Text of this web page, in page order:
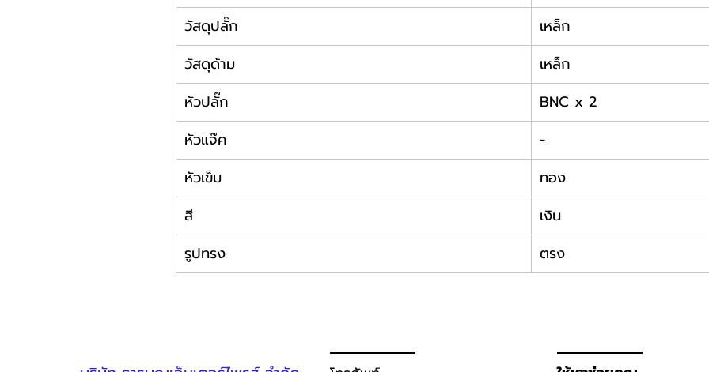
วัสดุปลั๊ก
เหล็ก
วัสดุด้าม
เหล็ก
หัวปลั๊ก
BNC x 2
หัวแจ๊ค
-
หัวเข็ม
ทอง
สี
เงิน
รูปทรง
ตรง